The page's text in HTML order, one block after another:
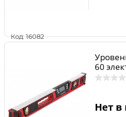
Код: 16082
60
Нет в